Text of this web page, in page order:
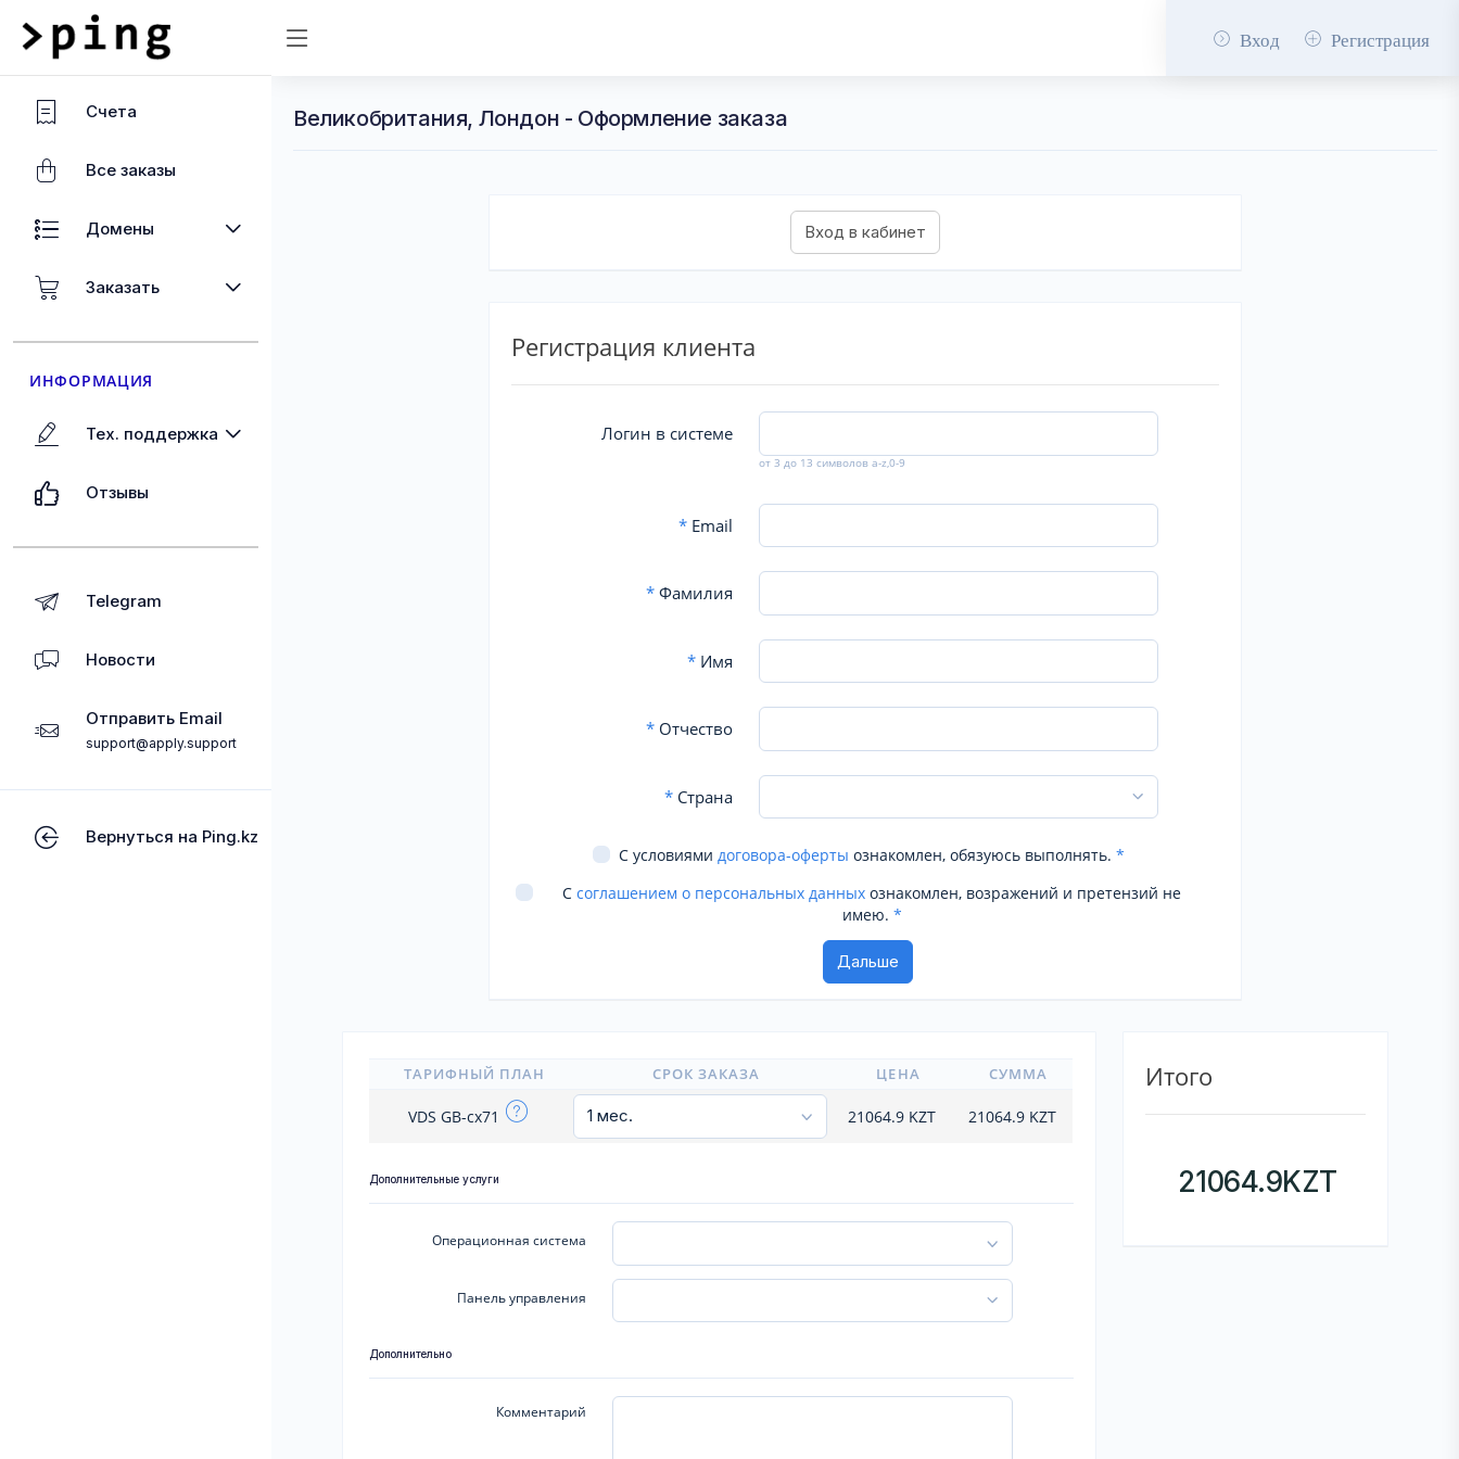
Вход Регистрация
Счета
Все заказы
Домены
Заказать
ИНФОРМАЦИЯ
Тех. поддержка
Отзывы
Telegram
Новости
Отправить Email
support@apply.support
Вернуться на Ping.kz
Великобритания, Лондон - Оформление заказа
Регистрация клиента
Логин в системе
от 3 до 13 символов a-z,0-9
*Email
*Фамилия
*Имя
*Отчество
*Страна
С условиями договора-оферты ознакомлен, обязуюсь выполнять. *
С соглашением о персональных данных ознакомлен, возражений и претензий не
имею. *
ТАРИФНЫЙ ПЛАН СРОК ЗАКАЗА ЦЕНА СУММА
VDS GB-cx71 21064.9 KZT 21064.9KZT
Дополнительные услуги
Операционная система
Панель управления
Дополнительно
Комментарий
Итого
21064.9KZT